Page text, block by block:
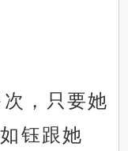
，只要她
钰跟她